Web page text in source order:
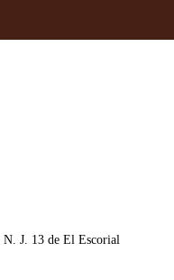
N. J. 13 de El Escorial